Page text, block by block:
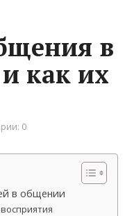
в
как их
0
в общении